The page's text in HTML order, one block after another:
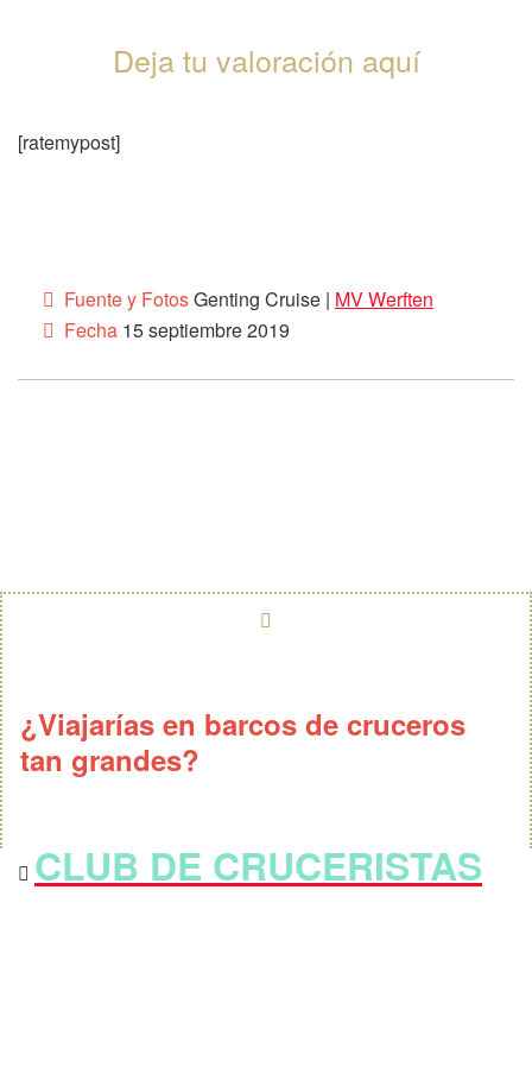
Deja tu valoración aquí
[ratemypost]
Fuente y FotosGenting Cruise | MV Werften
Fecha15 septiembre 2019
¿Viajarías en barcos de cruceros
tan grandes?
CLUB DE CRUCERISTAS